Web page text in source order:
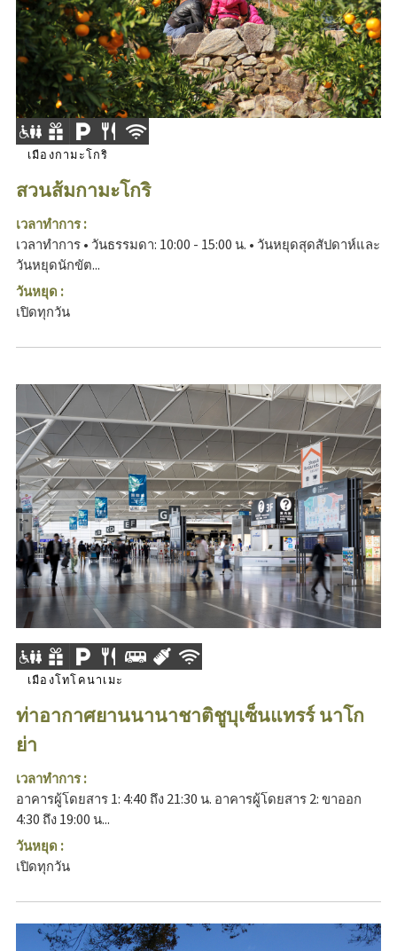
เมืองกามะโกริ
สวนส้มกามะโกริ
เวลาทำการ :
เวลาทำการ • วันธรรมดา: 10:00 - 15:00 น. • วันหยุดสุดสัปดาห์และ
วันหยุดนักขัต...
วันหยุด :
เปิดทุกวัน
เมืองโทโคนาเมะ
ท่าอากาศยานนานาชาติชูบุเซ็นแทรร์ นาโก
ย่า
เวลาทำการ :
อาคารผู้โดยสาร 1: 4:40 ถึง 21:30 น. อาคารผู้โดยสาร 2: ขาออก
4:30 ถึง 19:00 น...
วันหยุด :
เปิดทุกวัน